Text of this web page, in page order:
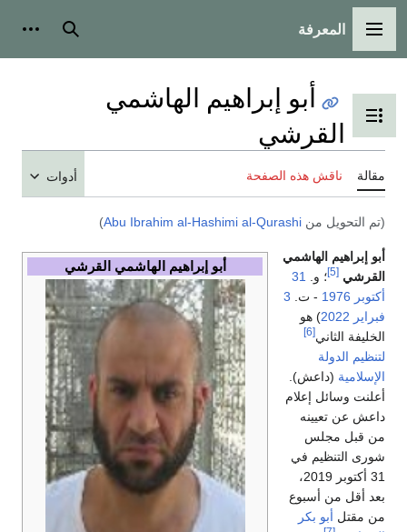
القائمة الرئيسية
المعرفة بحث
تبديل عرض جدول المحتويات
أبو إبراهيم الهاشمي
القرشي
مقالة ناقش هذه الصفحة أدوات
(تم التحويل من Abu Ibrahim al-Hashimi al-Qurashi
)
أبو إبراهيم الهاشمي القرشي
أبو إبراهيم الهاشمي
القرشي [5] ؛ و.
31
أكتوبر 1976 - ت. 3
فبراير 2022) هو
الخليفة الثاني[6]
لتنظيم الدولة
الإسلامية (داعش).
أعلنت وسائل إعلام
داعش عن تعيينه
من قبل مجلس
شورى التنظيم في
31 أكتوبر 2019،
بعد أقل من أسبوع
من مقتل أبو بكر